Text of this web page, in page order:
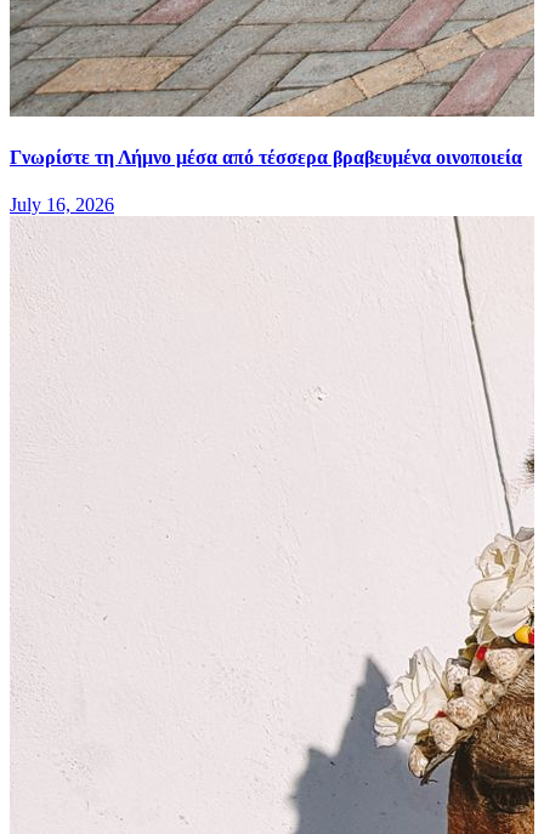
Γνωρίστε τη Λήμνο μέσα από τέσσερα βραβευμένα οινοποιεία
July 16, 2026